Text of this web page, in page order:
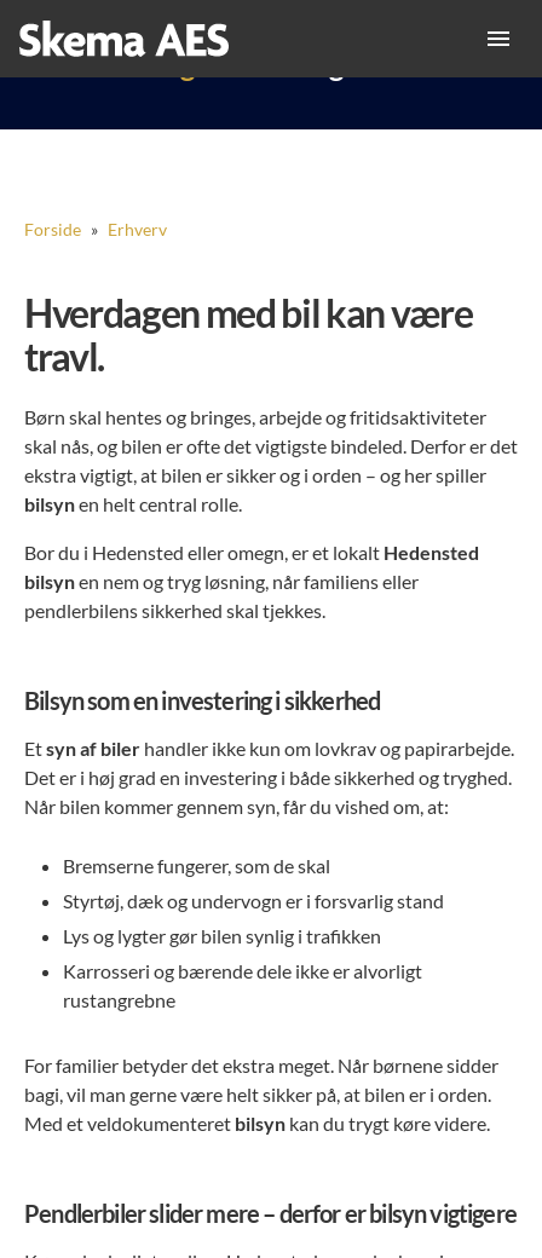
Kategori:
Forside » Erhverv
Hverdagen med bil kan være
travl.
Børn skal hentes og bringes, arbejde og fritidsaktiviteter
skal nås, og bilen er ofte det vigtigste bindeled. Derfor er det
ekstra vigtigt, at bilen er sikker og i orden – og her spiller
bilsynen helt central rolle.
Bor du i Hedensted eller omegn, er et lokalt Hedensted
bilsynen nem og tryg løsning, når familiens eller
pendlerbilens sikkerhed skal tjekkes.
Bilsyn som en investering i sikkerhed
Etsyn af biler handler ikke kun om lovkrav og papirarbejde.
Det er i høj grad en investering i både sikkerhed og tryghed.
Når bilen kommer gennem syn, får du vished om, at:
Bremserne fungerer, som de skal
Styrtøj, dæk og undervogn er i forsvarlig stand
Lys og lygter gør bilen synlig i trafikken
Karrosseri og bærende dele ikke er alvorligt
rustangrebne
For familier betyder det ekstra meget. Når børnene sidder
bagi, vil man gerne være helt sikker på, at bilen er i orden.
Med et veldokumenteret bilsyn kan du trygt køre videre.
Pendlerbiler slider mere – derfor er bilsyn vigtigere